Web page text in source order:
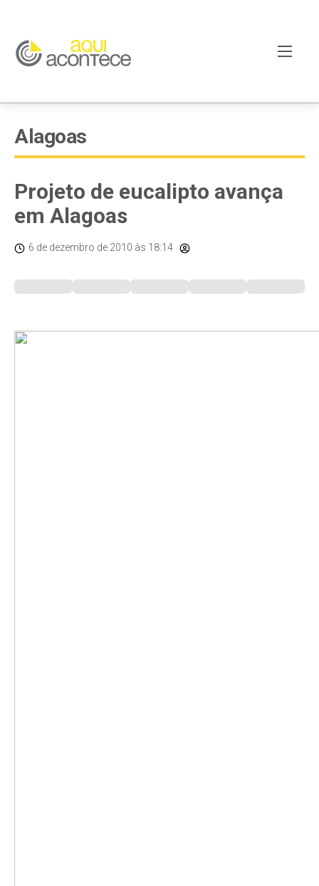
Alagoas
Projeto de eucalipto avança
em Alagoas
6 de dezembro de 2010 às 18:14